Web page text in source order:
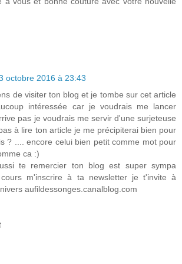
octobre 2016 à 23:43
de visiter ton blog et je tombe sur cet article
intéressée car je voudrais me lancer
pas je voudrais me servir d'une surjeteuse
à lire ton article je me précipiterai bien pour
? .... encore celui bien petit comme mot pour
ca :)
te remercier ton blog est super sympa
m'inscrire à ta newsletter je t'invite à
aufildessonges.canalblog.com